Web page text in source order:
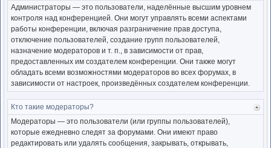
Администраторы — это пользователи, наделённые высшим уровнем
контроля над конференцией. Они могут управлять всеми аспектами
работы конференции, включая разграничение прав доступа,
отключение пользователей, создание групп пользователей,
назначение модераторов и т. п., в зависимости от прав,
предоставленных им создателем конференции. Они также могут
обладать всеми возможностями модераторов во всех форумах, в
зависимости от настроек, произведённых создателем конференции.
Кто такие модераторы?
Модераторы — это пользователи (или группы пользователей),
которые ежедневно следят за форумами. Они имеют право
редактировать или удалять сообщения, закрывать, открывать,